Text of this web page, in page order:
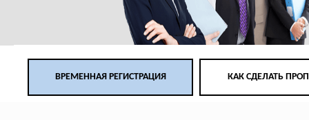
ВРЕМЕННАЯ РЕГИСТРАЦИЯ КАК СДЕЛАТЬ